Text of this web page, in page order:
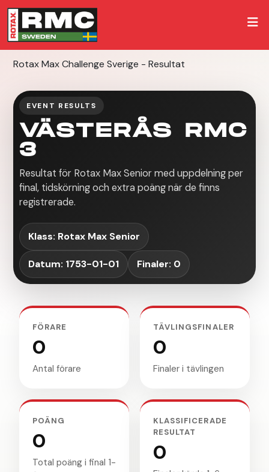
Rotax Max Challenge Sverige - Resultat
EVENT RESULTS
VÄSTERÅS RMC
3
Resultat för Rotax Max Senior med uppdelning per
final, tidskörning och extra poäng när de finns
registrerade.
Klass: Rotax Max Senior
Datum: 1753-01-01 Finaler: 0
FÖRARE
0
Antal förare
TÄVLINGSFINALER
0
Finaler i tävlingen
POÄNG
0
Total poäng i final 1-
KLASSIFICERADE
RESULTAT
0